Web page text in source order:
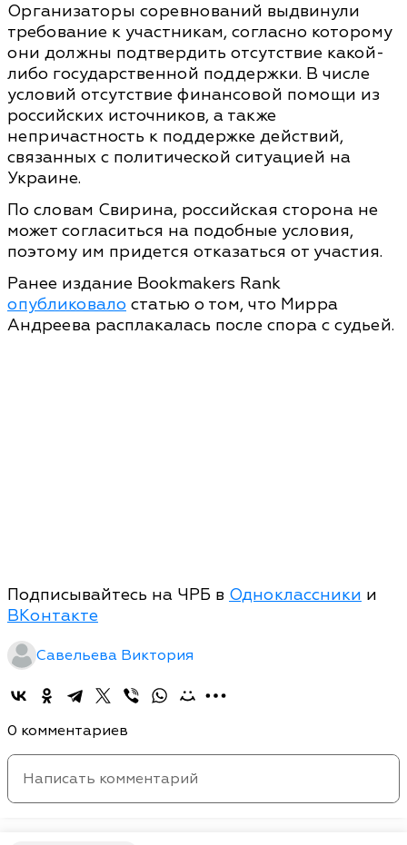
Организаторы соревнований выдвинули
требование к участникам, согласно которому
они должны подтвердить отсутствие какой-
либо государственной поддержки. В числе
условий отсутствие финансовой помощи из
российских источников, а также
непричастность к поддержке действий,
связанных с политической ситуацией на
Украине.
По словам Свирина, российская сторона не
может согласиться на подобные условия,
поэтому им придется отказаться от участия.
Ранее издание Bookmakers Rank
опубликовало статью о том, что Мирра
Андреева расплакалась после спора с судьей.
Подписывайтесь на ЧРБ в Одноклассники и
ВКонтакте
Савельева Виктория
0 комментариев